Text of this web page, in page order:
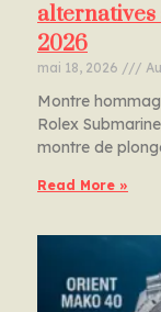
alternatives
2026
mai 18, 2026
Montre
Rolex
montre de
Read More »